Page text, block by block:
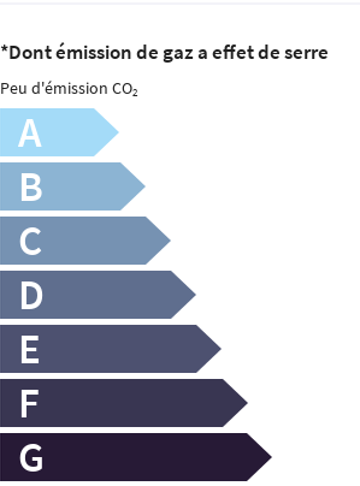
*Dont émission de gaz a effet de serre
Peu d'émission CO2
A
B
C
D
E
F
G